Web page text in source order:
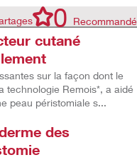
0 Recommandé
cutané
sur la façon dont le
Remois*, a aidé
peau péristomiale s...
des